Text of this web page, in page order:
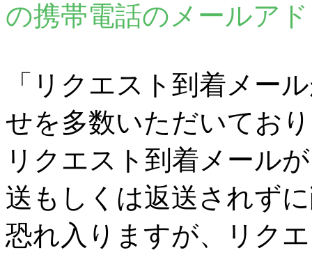
の携帯電話のメールア
「リクエスト到着メー
せを多数いただいてお
リクエスト到着メール
送もしくは返送されず
恐れ入りますが、リク